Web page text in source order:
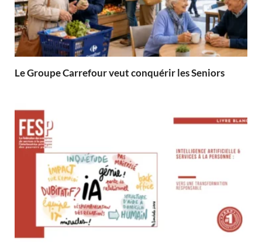
Le Groupe Carrefour veut conquérir les Seniors